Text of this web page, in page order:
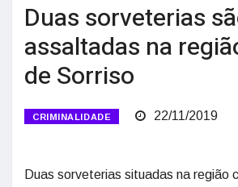
Duas sorveterias
assaltadas na
de Sorriso
CRIMINALIDADE 22/11/2019
Duas sorveterias situadas na região